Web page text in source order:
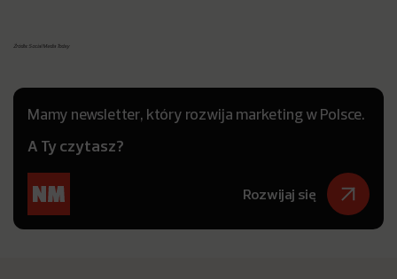
Źródła: Social Media Today
Mamy newsletter, który rozwija marketing w Polsce.
A Ty czytasz?
Rozwijaj się